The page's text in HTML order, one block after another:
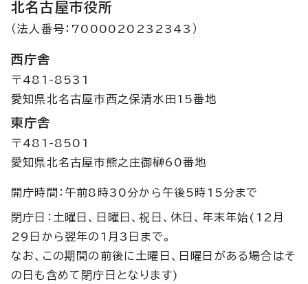
北名古屋市役所
（法人番号：7000020232343）
西庁舎
〒481-8531
愛知県北名古屋市西之保清水田15番地
東庁舎
〒481-8501
愛知県北名古屋市熊之庄御榊60番地
開庁時間：午前8時30分から午後5時15分まで
閉庁日：土曜日、日曜日、祝日、休日、年末年始(12月
29日から翌年の1月3日まで。
なお、この期間の前後に土曜日、日曜日がある場合はそ
の日も含めて閉庁日となります)